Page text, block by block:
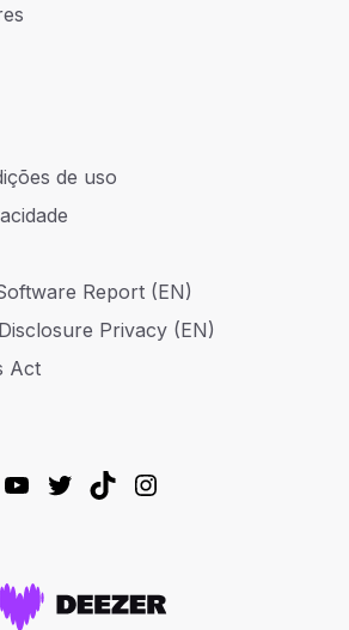
de uso
Report (EN)
Privacy (EN)
Act
YouTube
Twitter
TikTokInstagram